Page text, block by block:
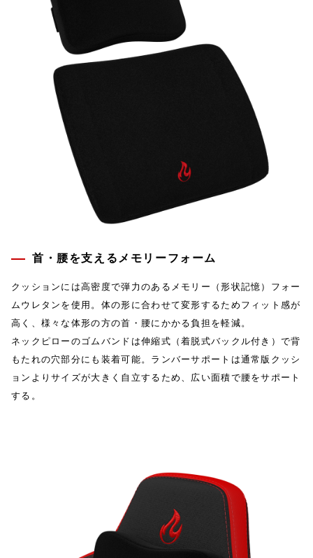
首・腰を支えるメモリーフォーム
クッションには高密度で弾力のあるメモリー（形状記憶）フォー
ムウレタンを使用。体の形に合わせて変形するためフィット感が
高く、様々な体形の方の首・腰にかかる負担を軽減。
ネックピローのゴムバンドは伸縮式（着脱式バックル付き）で背
もたれの穴部分にも装着可能。ランバーサポートは通常版クッシ
ョンよりサイズが大きく自立するため、広い面積で腰をサポート
する。